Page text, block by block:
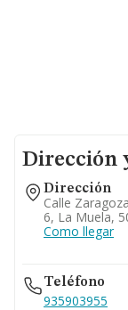
Dirección
Dirección
Calle
6, La Muela,
Como llegar
Teléfono
935903955